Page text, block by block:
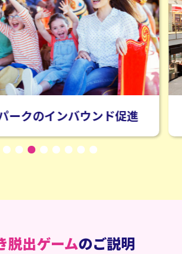
商業施設の来場促進
脱出ゲームのご説明